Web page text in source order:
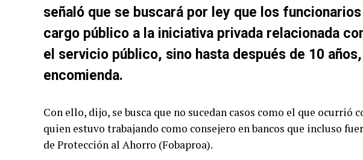
señaló que se buscará por ley que los
cargo público a la iniciativa privada relacionada
el servicio público, sino hasta después de 10
encomienda.
Con ello, dijo, se busca que no sucedan casos como el que ocurrió
quien estuvo trabajando como consejero en bancos que incluso
de Protección al Ahorro (Fobaproa).